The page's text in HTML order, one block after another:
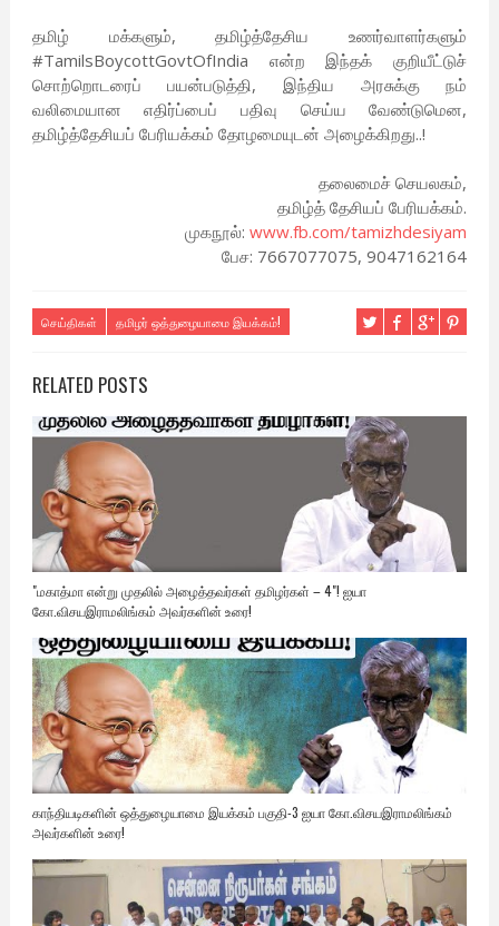
தமிழ் மக்களும், தமிழ்த்தேசிய உணர்வாளர்களும்
#TamilsBoycottGovtOfIndia என்ற இந்தக் குறியீட்டுச்
சொற்றொடரைப் பயன்படுத்தி, இந்திய அரசுக்கு நம்
வலிமையான எதிர்ப்பைப் பதிவு செய்ய வேண்டுமென,
தமிழ்த்தேசியப் பேரியக்கம் தோழமையுடன் அழைக்கிறது..!
தலைமைச் செயலகம்,
தமிழ்த் தேசியப் பேரியக்கம்.
முகநூல்:www.fb.com/tamizhdesiyam
பேச: 7667077075, 9047162164
செய்திகள் தமிழர் ஒத்துழையாமை இயக்கம்!
RELATED POSTS
"மகாத்மா என்று முதலில் அழைத்தவர்கள் தமிழர்கள் – 4"! ஐயா
கோ.விசயஇராமலிங்கம் அவர்களின் உரை!
காந்தியடிகளின் ஒத்துழையாமை இயக்கம் பகுதி-3 ஐயா கோ.விசயஇராமலிங்கம்
அவர்களின் உரை!